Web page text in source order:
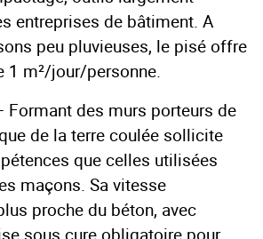
entreprises de bâtiment. A
peu pluvieuses, le pisé offre
1 m²/jour/personne.
Formant des murs porteurs de
de la terre coulée sollicite
que celles utilisées
maçons. Sa vitesse
proche du béton, avec